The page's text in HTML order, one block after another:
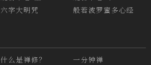
六字大明咒 般若波罗蜜多心经
什么是禅修？
一分钟禅